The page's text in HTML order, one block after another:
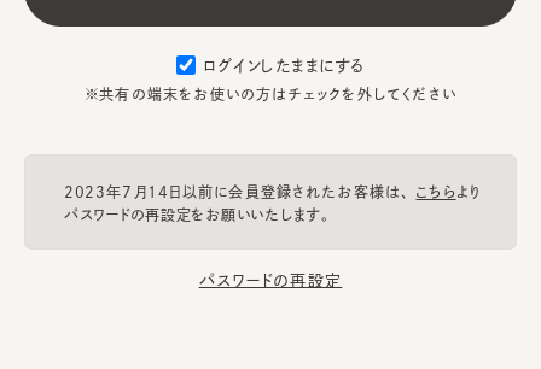
ログインしたままにする
※共有の端末をお使いの方はチェックを外してください
2023年7月14日以前に会員登録されたお客様は、 こちらより
パスワードの再設定をお願いいたします。
パスワードの再設定